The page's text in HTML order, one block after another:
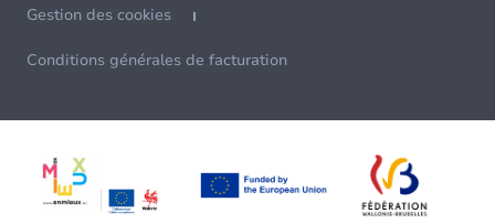
Gestion des cookies
Conditions générales de facturation